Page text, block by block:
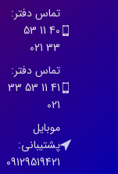
تماس دفتر:
40 11 53
33 021
تماس دفتر:
41 11 53 33
021
موبایل
پشتیبانی:
09129519421